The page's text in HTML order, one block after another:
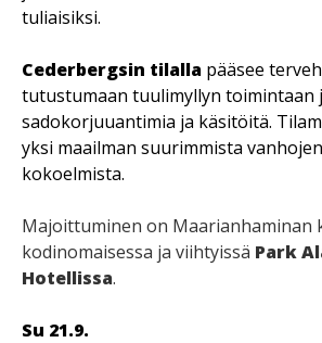
tuliaisiksi.
Cederbergsin tilalla pääsee
tutustumaan tuulimyllyn toimintaan
sadokorjuuantimia ja käsitöitä.
yksi maailman suurimmista
kokoelmista.
Majoittuminen on Maarianhaminan
kodinomaisessa ja viihtyissä Park
Hotellissa.
Su 21.9.